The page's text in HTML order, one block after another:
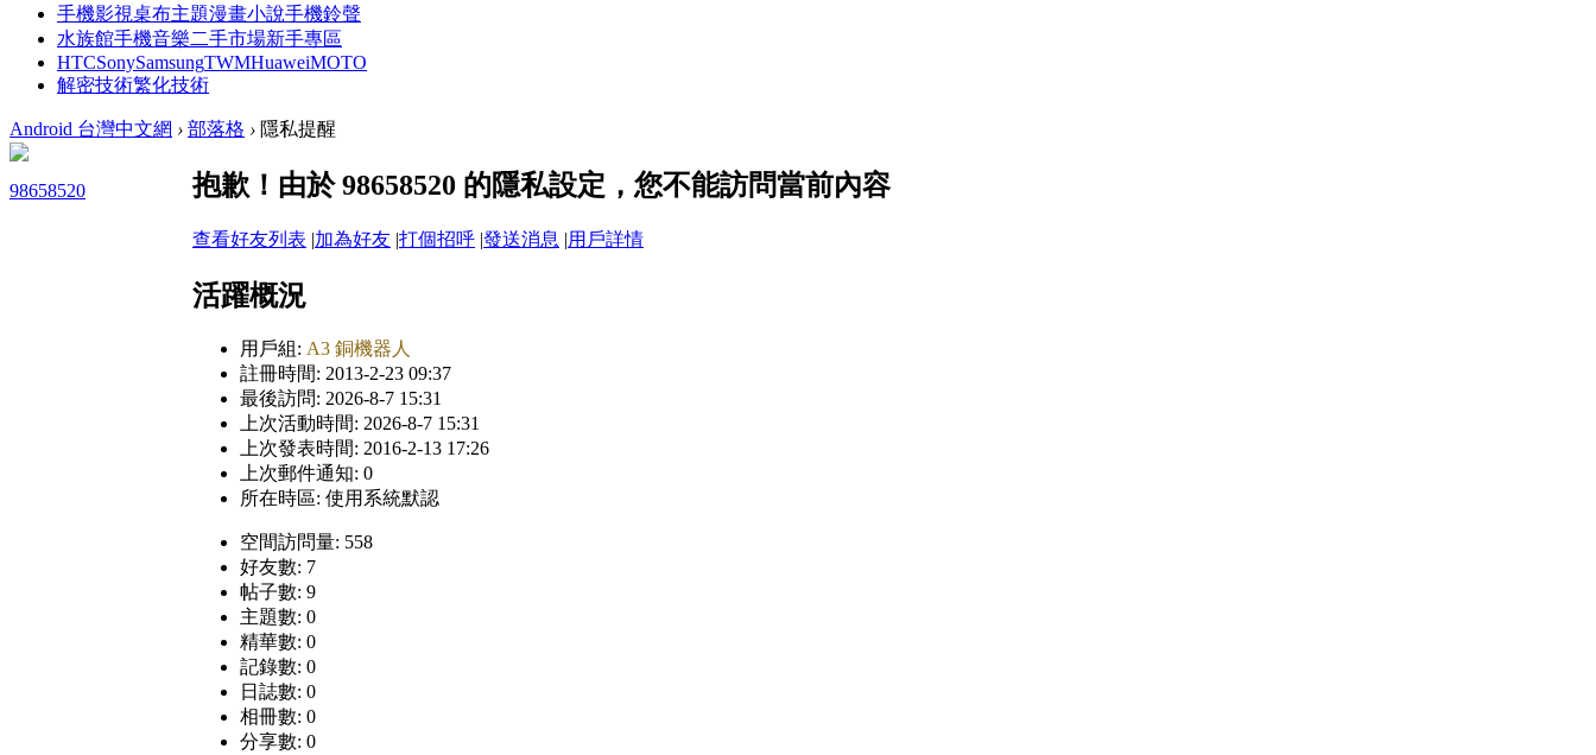
手機影視桌布主題漫畫小說手機鈴聲
水族館手機音樂二手市場新手專區
HTCSonySamsungTWMHuaweiMOTO
解密技術繁化技術
Android 台灣中文網 › 部落格 › 隱私提醒
98658520 抱歉！由於 98658520 的隱私設定，您不能訪問當前內容
查看好友列表 |加為好友 |打個招呼 |發送消息 |用戶詳情
活躍概況
用戶組: A3 銅機器人
註冊時間: 2013-2-23 09:37
最後訪問: 2026-8-7 15:31
上次活動時間: 2026-8-7 15:31
上次發表時間: 2016-2-13 17:26
上次郵件通知: 0
所在時區: 使用系統默認
空間訪問量: 558
好友數: 7
帖子數: 9
主題數: 0
精華數: 0
記錄數: 0
日誌數: 0
相冊數: 0
分享數: 0